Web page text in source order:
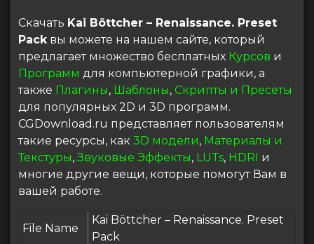
Скачать Kai Böttcher – Renaissance. Preset
Pack вы можете на нашем сайте, который
предлагает множество бесплатных Курсов и
Программ для компьютерной графики, а
также Плагины, Шаблоны, Скрипты и Пресеты
для популярных 2D и 3D программ.
CGDownload.ru представляет пользователям
такие ресурсы, как 3D модели, Материалы и
Текстуры,Звуковые Эффекты, LUTs, HDRI и
многие другие вещи, которые помогут Вам в
вашей работе.
File Name
Kai Böttcher – Renaissance. Preset
Pack